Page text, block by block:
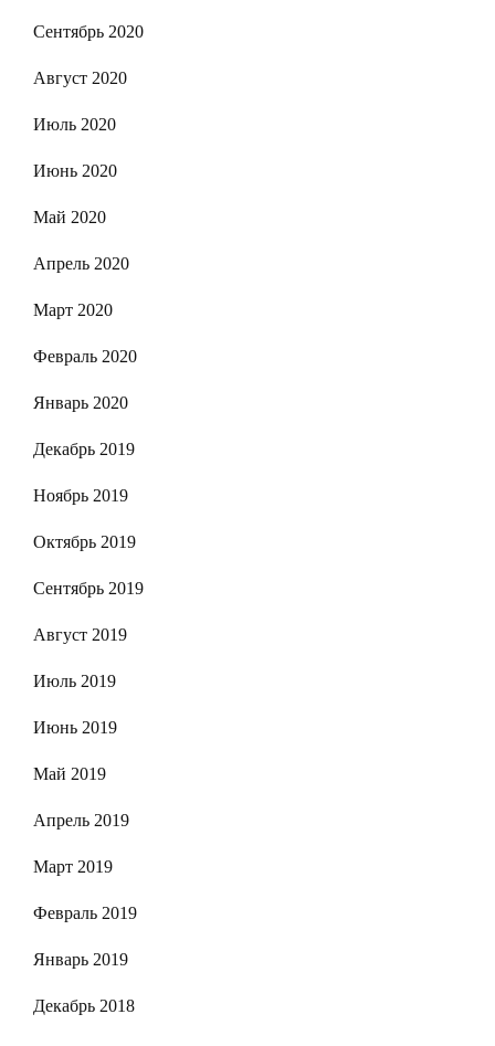
Сентябрь 2020
Август 2020
Июль 2020
Июнь 2020
Май 2020
Апрель 2020
Март 2020
Февраль 2020
Январь 2020
Декабрь 2019
Ноябрь 2019
Октябрь 2019
Сентябрь 2019
Август 2019
Июль 2019
Июнь 2019
Май 2019
Апрель 2019
Март 2019
Февраль 2019
Январь 2019
Декабрь 2018